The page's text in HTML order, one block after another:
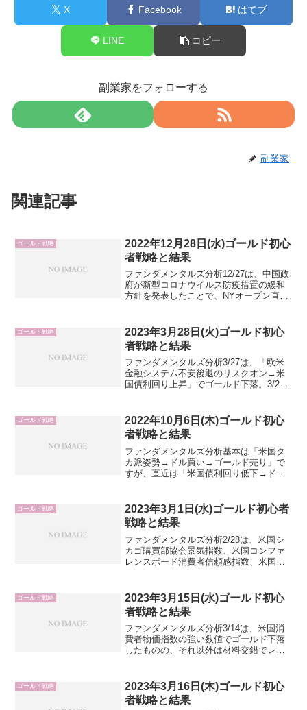
X Facebook はてブ
LINE コピー
副業家をフォローする
副業家
関連記事
ゴールド戦略
2022年12月28日(水)ゴールド初心
者戦略と結果
ファンダメンタルズ分析12/27は、中国政
府が新型コロナウイルス防疫措置の緩和
方針を発表したことで、NYオープン直前
み合い。12/28も材料出るまではリスクオ
ン・オフ交...
ゴールド戦略
2023年3月28日(火)ゴールド初心
者戦略と結果
ファンダメンタルズ分析3/27は、「欧米
金融システム不安後退のリスクオン→米
国債利回り上昇」でゴールド下落。3/28
の方が大きなゴールドの動きに期待あ
り。ゴールド買い材...
ゴールド戦略
2022年10月6日(木)ゴールド初心
者戦略と結果
ファンダメンタルズ分析基本は「米国タ
カ派姿勢→ドル買い→ゴールド売り」で
すが、直近は「米国債利回り低下→ドル
ゴールドトレード月足：9月上下長ヒゲ陰
線で引け。スラストダウ...
ゴールド戦略
2023年3月1日(水)ゴールド初心者
戦略と結果
ファンダメンタルズ分析2/28は、米国シ
カゴ購買部協会景気指数、米国コンファ
レンスボード消費者信頼感指数、米国リ
でドル売りゴールド上昇。3/1もゴールド
上昇優勢の想定だが...
ゴールド戦略
2023年3月15日(水)ゴールド初心
者戦略と結果
ファンダメンタルズ分析3/14は、米国消
費者物価指数の強い数値でゴールド下落
したものの、それ以外は材料交錯でレン
べて注目度は下がる為、サプライズの数
値が出ない限りゴ...
ゴールド戦略
2023年3月16日(木)ゴールド初心
者戦略と結果